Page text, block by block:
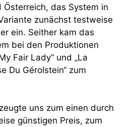
Österreich, das System in
zunächst testweise
ein. Seither kam das
bei den Produktionen
Fair Lady“ und „La
Du Gérolstein“ zum
uns zum einen durch
günstigen Preis, zum